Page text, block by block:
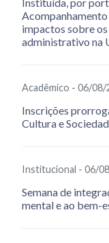
impactos sobre
administrativo na
Acadêmico - 06/08/
Inscrições
Cultura e
Institucional - 06/
Semana de
mental e ao bem-